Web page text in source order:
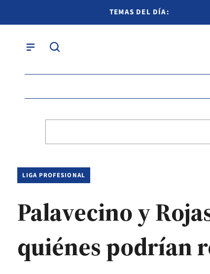
TEMAS DEL DÍA:
LIGA PROFESIONAL
Palavecino y
quiénes podrían